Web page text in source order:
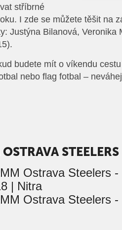
stříbrné
I zde se můžete těšit na
Justýna Bilanová, Veronika
budete mít o víkendu
nebo flag fotbal –
Ostrava Steelers -
| Nitra
Ostrava Steelers